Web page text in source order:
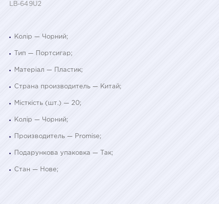
LB-649U2
Колір — Чорний;
Тип — Портсигар;
Матеріал — Пластик;
Страна производитель — Китай;
Місткість (шт.) — 20;
Колір — Чорний;
Производитель — Promise;
Подарункова упаковка — Так;
Стан — Нове;